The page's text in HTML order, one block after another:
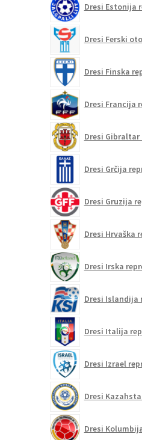
Dresi Estonija
Dresi Ferski
Dresi Finska
Dresi Francija
Dresi
Dresi Grčija
Dresi Gruzija
Dresi Hrvaška
Dresi Irska
Dresi Islandija
Dresi Italija
Dresi Izrael
Dresi
Dresi